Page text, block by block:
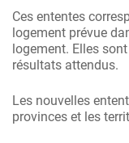
Ces ententes
logement prévue
logement. Elles
résultats attendus.
Les nouvelles
provinces et les